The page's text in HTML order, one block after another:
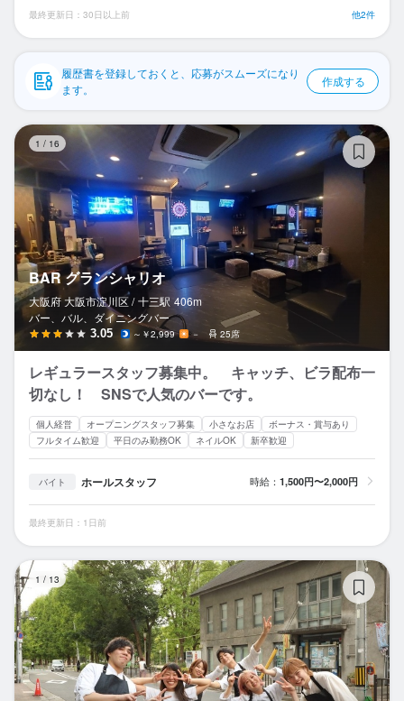
利用規約
最終更新日：30日以上前 他2件
履歴書を登録しておくと、応募がスムーズになり
ます。
作成する
1 / 16
BAR グランシャリオ
大阪府 大阪市淀川区 / 十三駅 406m
バー、バル、ダイニングバー
3.05 ～￥2,999 － 25席
レギュラースタッフ募集中。 キャッチ、ビラ配布一
切なし！ SNSで人気のバーです。
個人経営 オープニングスタッフ募集 小さなお店
ボーナス・賞与あり
フルタイム歓迎
平日のみ勤務OK ネイルOK 新卒歓迎
バイト ホールスタッフ 時給： 1,500円〜2,000円
最終更新日：1日前
1 / 13